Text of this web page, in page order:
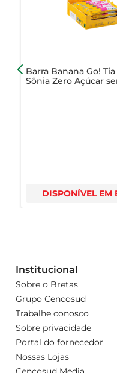
- Peso: 35g
- Sabor:
Barra Banana Go! Tia
Sônia Zero Açúcar
DISPONÍVEL EM
Institucional
Sobre o Bretas
Grupo Cencosud
Trabalhe conosco
Sobre privacidade
Portal do fornecedor
Nossas Lojas